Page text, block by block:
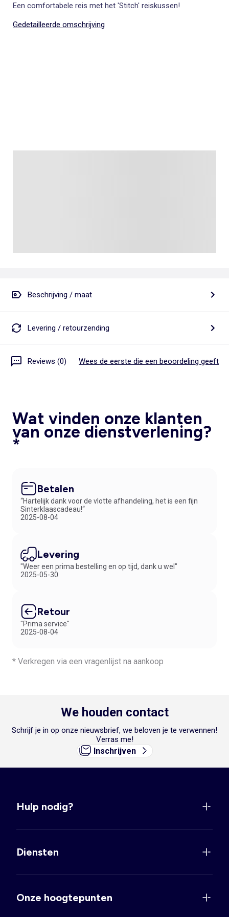
Een comfortabele reis met het 'Stitch' reiskussen!
Gedetailleerde omschrijving
Beschrijving / maat
Levering / retourzending
Reviews (0) Wees de eerste die een beoordeling geeft
Wat vinden onze klanten
van onze dienstverlening?
*
Betalen
“Hartelijk dank voor de vlotte afhandeling, het is een fijn
Sinterklaascadeau!“
2025-08-04
Levering
"Weer een prima bestelling en op tijd, dank u wel"
2025-05-30
Retour
"Prima service"
2025-08-04
* Verkregen via een vragenlijst na aankoop
We houden contact
Schrijf je in op onze nieuwsbrief, we beloven je te verwennen!
Verras me!
Inschrijven
Hulp nodig?
Diensten
Onze hoogtepunten